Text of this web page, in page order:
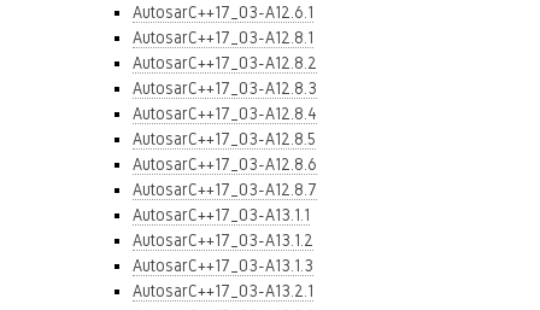
AutosarC++17_03-A12.6.1
AutosarC++17_03-A12.8.1
AutosarC++17_03-A12.8.2
AutosarC++17_03-A12.8.3
AutosarC++17_03-A12.8.4
AutosarC++17_03-A12.8.5
AutosarC++17_03-A12.8.6
AutosarC++17_03-A12.8.7
AutosarC++17_03-A13.1.1
AutosarC++17_03-A13.1.2
AutosarC++17_03-A13.1.3
AutosarC++17_03-A13.2.1